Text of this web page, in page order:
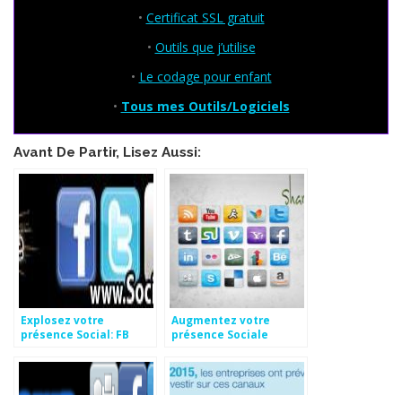
• Certificat SSL gratuit
• Outils que j’utilise
• Le codage pour enfant
• Tous mes Outils/Logiciels
Avant De Partir, Lisez Aussi:
Explosez votre
présence Social: FB
YT vues…. Gratuit
Augmentez votre
présence Sociale